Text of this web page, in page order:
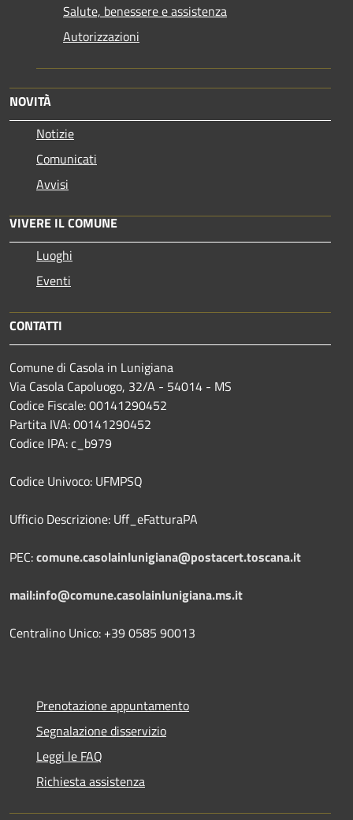
Salute, benessere e assistenza
Autorizzazioni
NOVITÀ
Notizie
Comunicati
Avvisi
VIVERE IL COMUNE
Luoghi
Eventi
CONTATTI
Comune di Casola in Lunigiana
Via Casola Capoluogo, 32/A - 54014 - MS
Codice Fiscale: 00141290452
Partita IVA: 00141290452
Codice IPA: c_b979
Codice Univoco: UFMPSQ
Ufficio Descrizione: Uff_eFatturaPA
PEC:comune.casolainlunigiana@postacert.toscana.it
mail:info@comune.casolainlunigiana.ms.it
Centralino Unico: +39 0585 90013
Prenotazione appuntamento
Segnalazione disservizio
Leggi le FAQ
Richiesta assistenza